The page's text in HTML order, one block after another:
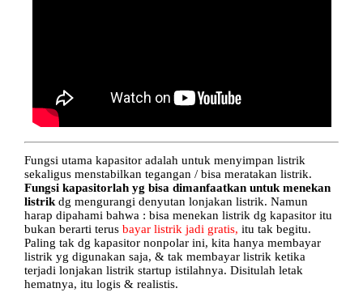
Fungsi utama kapasitor adalah untuk menyimpan listrik
sekaligus menstabilkan tegangan / bisa meratakan listrik.
Fungsi kapasitorlah yg bisa dimanfaatkan untuk menekan
listrik dg mengurangi denyutan lonjakan listrik. Namun
harap dipahami bahwa : bisa menekan listrik dg kapasitor itu
bukan berarti terus bayar listrik jadi gratis, itu tak begitu.
Paling tak dg kapasitor nonpolar ini, kita hanya membayar
listrik yg digunakan saja, & tak membayar listrik ketika
terjadi lonjakan listrik startup istilahnya. Disitulah letak
hematnya, itu logis & realistis.